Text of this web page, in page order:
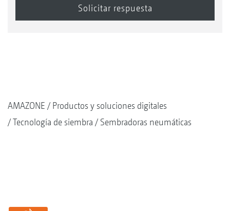
AMAZONE
Productos y soluciones digitales
Tecnología de siembra
Sembradoras neumáticas